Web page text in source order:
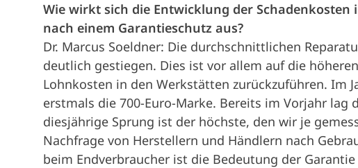
Wie wirkt sich die Entwicklung der
nach einem Garantieschutz aus?
Dr. Marcus Soeldner: Die durchschnittlichen
deutlich gestiegen. Dies ist vor allem auf die
Lohnkosten in den Werkstätten zurückzuführen. Im
erstmals die 700-Euro-Marke. Bereits im Vorjahr lag
diesjährige Sprung ist der höchste, den wir je
Nachfrage von Herstellern und Händlern nach
beim Endverbraucher ist die Bedeutung der